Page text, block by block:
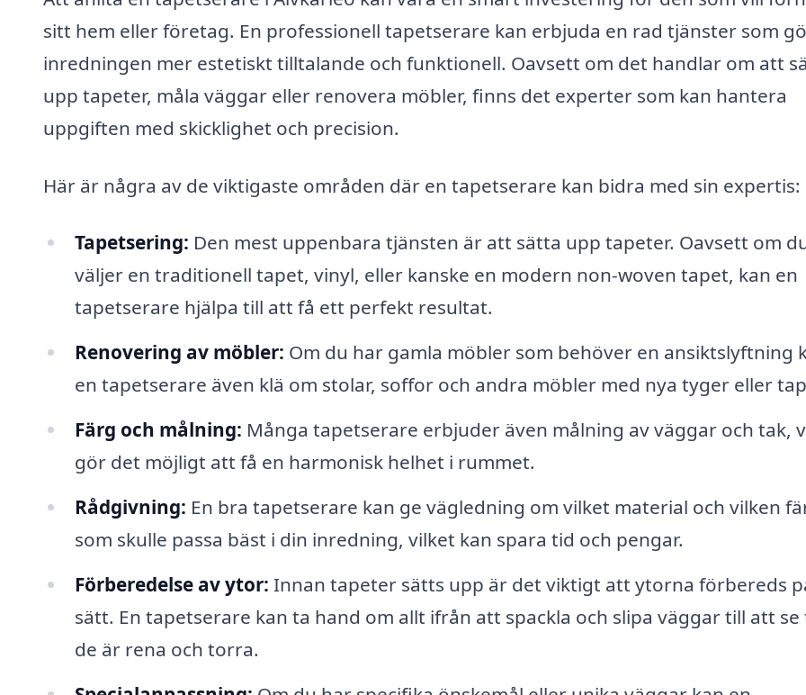
sitt hem eller företag. En professionell tapetserare kan erbjuda en rad tjänster som
inredningen mer estetiskt tilltalande och funktionell. Oavsett om det handlar om att
upp tapeter, måla väggar eller renovera möbler, finns det experter som kan hantera
uppgiften med skicklighet och precision.
Här är några av de viktigaste områden där en tapetserare kan bidra med sin expertis:
Tapetsering: Den mest uppenbara tjänsten är att sätta upp tapeter. Oavsett om
väljer en traditionell tapet, vinyl, eller kanske en modern non-woven tapet, kan en
tapetserare hjälpa till att få ett perfekt resultat.
Renovering av möbler: Om du har gamla möbler som behöver en ansiktslyftning
en tapetserare även klä om stolar, soffor och andra möbler med nya tyger eller
Färg och målning: Många tapetserare erbjuder även målning av väggar och tak,
gör det möjligt att få en harmonisk helhet i rummet.
Rådgivning: En bra tapetserare kan ge vägledning om vilket material och vilken
som skulle passa bäst i din inredning, vilket kan spara tid och pengar.
Förberedelse av ytor: Innan tapeter sätts upp är det viktigt att ytorna förbereds
sätt. En tapetserare kan ta hand om allt ifrån att spackla och slipa väggar till att
de är rena och torra.